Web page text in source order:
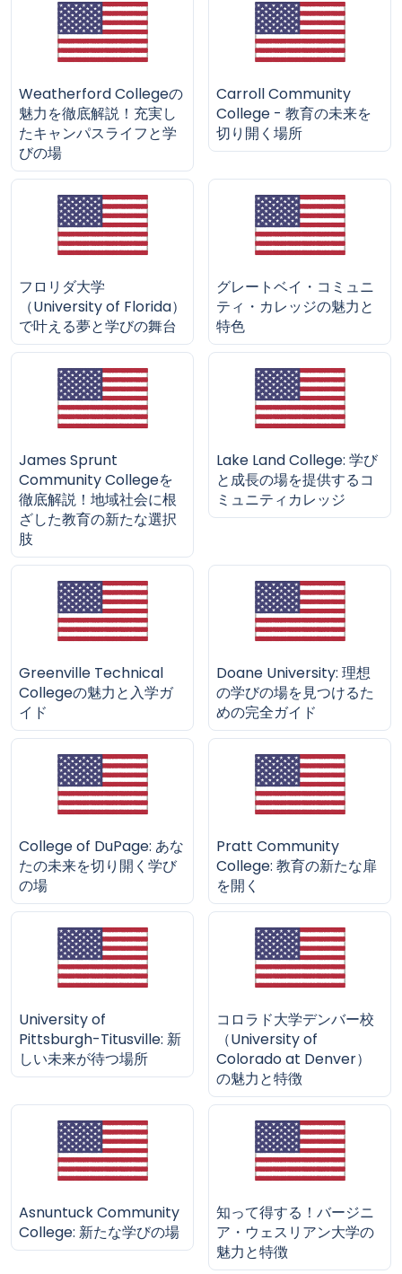
Weatherford Collegeの
魅力を徹底解説！充実し
たキャンパスライフと学
びの場
Carroll Community
College - 教育の未来を
切り開く場所
フロリダ大学
（University of Florida）
で叶える夢と学びの舞台
グレートベイ・コミュニ
ティ・カレッジの魅力と
特色
James Sprunt
Community Collegeを
徹底解説！地域社会に根
ざした教育の新たな選択
肢
Lake Land College: 学び
と成長の場を提供するコ
ミュニティカレッジ
Greenville Technical
Collegeの魅力と入学ガ
イド
Doane University: 理想
の学びの場を見つけるた
めの完全ガイド
College of DuPage: あな
たの未来を切り開く学び
の場
Pratt Community
College: 教育の新たな扉
を開く
University of
Pittsburgh-Titusville: 新
しい未来が待つ場所
コロラド大学デンバー校
（University of
Colorado at Denver）
の魅力と特徴
Asnuntuck Community
College: 新たな学びの場
知って得する！バージニ
ア・ウェスリアン大学の
魅力と特徴